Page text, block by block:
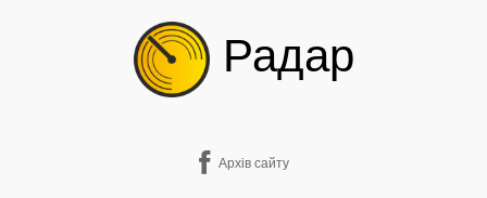
Радар
Архів сайту